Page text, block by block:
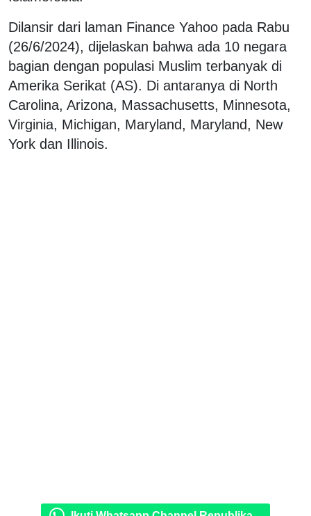
Dilansir dari laman Finance Yahoo pada Rabu
(26/6/2024), dijelaskan bahwa ada 10 negara
bagian dengan populasi Muslim terbanyak di
Amerika Serikat (AS). Di antaranya di North
Carolina, Arizona, Massachusetts, Minnesota,
Virginia, Michigan, Maryland, Maryland, New
York dan Illinois.